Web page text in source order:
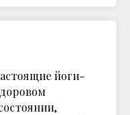
йоги-